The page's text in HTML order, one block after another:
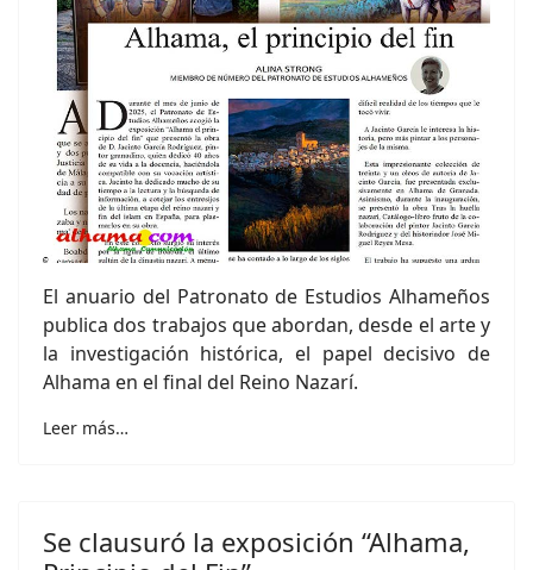
El anuario del Patronato de Estudios Alhameños
publica dos trabajos que abordan, desde el arte y
la investigación histórica, el papel decisivo de
Alhama en el final del Reino Nazarí.
Leer más…
Se clausuró la exposición “Alhama,